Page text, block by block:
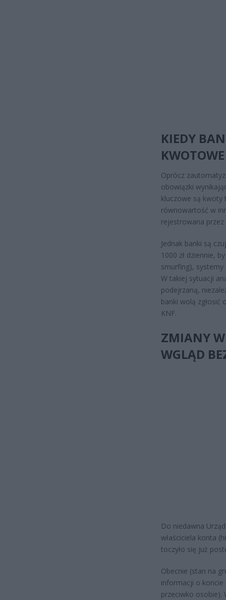
KIEDY
KWOTOWE
Oprócz
obowiązki
kluczowe są kwoty
równowartość w
rejestrowana
Jednak banki są
1000 zł dziennie,
smurfing),
W takiej sytuacji
podejrzaną,
banki wolą zgłosić
KNF.
ZMIANY
WGLĄD
Do niedawna
właściciela konta
toczyło się już
Obecnie (stan na
informacji o
przeciwko osobie).